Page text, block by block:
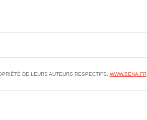
DE LEURS AUTEURS RESPECTIFS. WWW.BENA.FR